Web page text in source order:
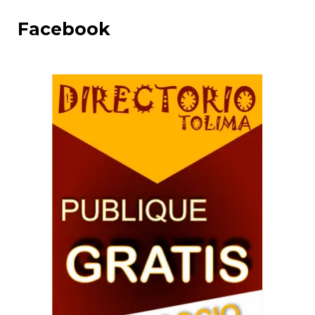
Facebook